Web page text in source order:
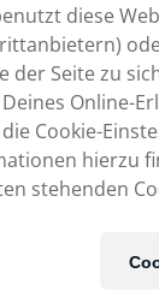
diese
der Seite zu
Online-
Cookie-
hierzu
stehenden